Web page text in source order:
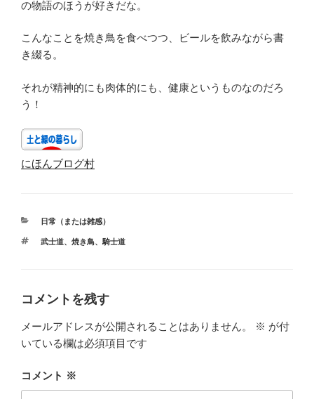
の物語のほうが好きだな。
こんなことを焼き鳥を食べつつ、ビールを飲みながら書
き綴る。
それが精神的にも肉体的にも、健康というものなのだろ
う！
にほんブログ村
カ
ゴ
日常（または雑感）
タ
武士道、 焼き鳥、 騎士道
コメントを残す
メールアドレスが公開されることはありません。 ※ が付
いている欄は必須項目です
コメント ※